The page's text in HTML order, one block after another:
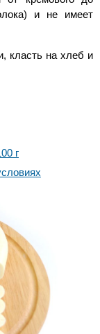
и не имеет
класть на хлеб и
г